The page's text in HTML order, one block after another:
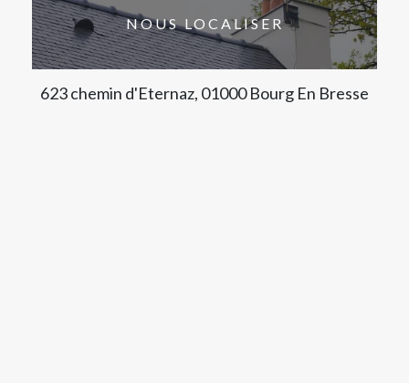
NOUS LOCALISER
623 chemin d'Eternaz, 01000 Bourg En Bresse